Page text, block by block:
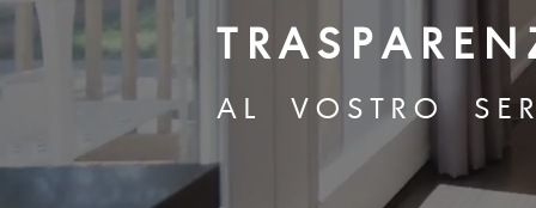
T R A S P A R E N
A L V O S T R O S E